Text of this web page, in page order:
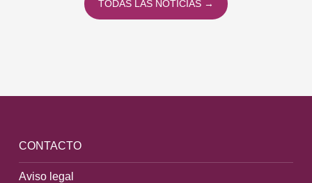
TODAS LAS NOTICIAS →
CONTACTO
Aviso legal